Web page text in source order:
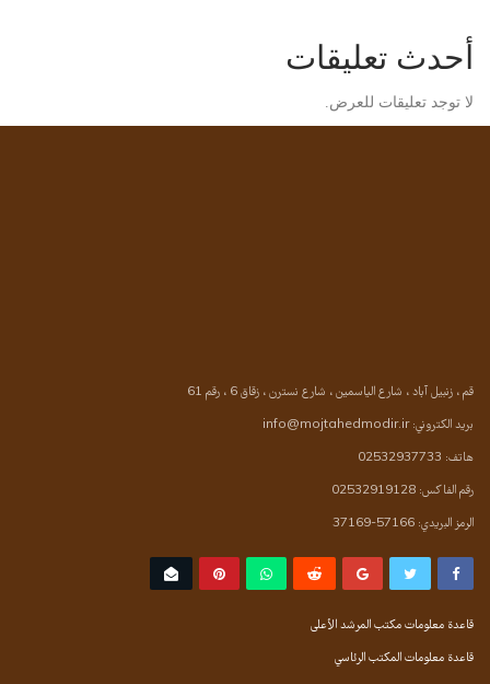
أحدث تعليقات
لا توجد تعليقات للعرض.
قم ، زنبيل آباد ، شارع الياسمين ، شارع نسترن ، زقاق 6 ، رقم 61
بريد الكتروني: info@mojtahedmodir.ir
هاتف: 02532937733
رقم الفاكس: 02532919128
الرمز البريدي: 57166-37169
قاعدة معلومات مكتب المرشد الأعلى
قاعدة معلومات المكتب الرئاسي